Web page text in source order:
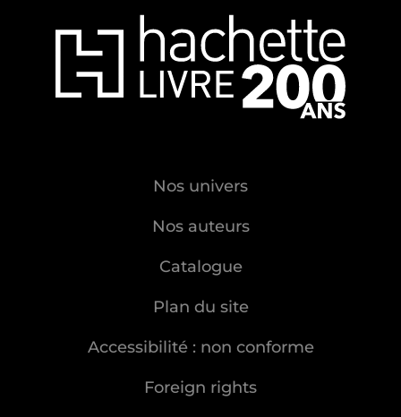
Nos univers
Nos auteurs
Catalogue
Plan du site
Accessibilité : non conforme
Foreign rights